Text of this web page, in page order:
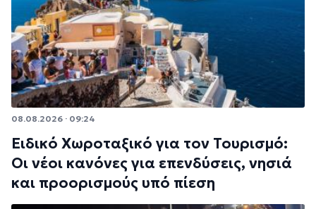
08.08.2026 · 09:24
Ειδικό Χωροταξικό για τον Τουρισμό:
Οι νέοι κανόνες για επενδύσεις, νησιά
και προορισμούς υπό πίεση